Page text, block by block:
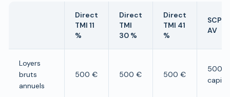
Direct
TMI 11
%
Direct
TMI
30 %
Direct
TMI 41
%
SCPI
AV
Loyers
bruts
annuels
500 € 500 € 500 €
500 €